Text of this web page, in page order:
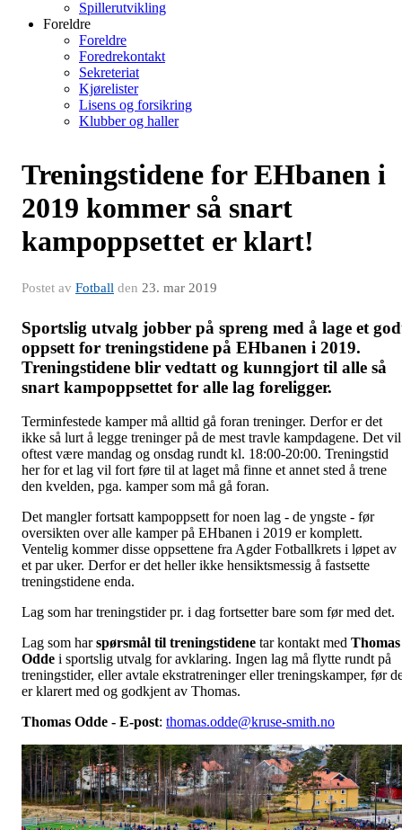
Spillerutvikling
Foreldre
Foreldre
Foredrekontakt
Sekreteriat
Kjørelister
Lisens og forsikring
Klubber og haller
Treningstidene for EHbanen i
2019 kommer så snart
kampoppsettet er klart!
Postet av Fotball den 23. mar 2019
Sportslig utvalg jobber på spreng med å lage et
oppsett for treningstidene på EHbanen i 2019.
Treningstidene blir vedtatt og kunngjort til alle så
snart kampoppsettet for alle lag foreligger.
Terminfestede kamper må alltid gå foran treninger. Derfor er det
ikke så lurt å legge treninger på de mest travle kampdagene. Det vil
oftest være mandag og onsdag rundt kl. 18:00-20:00. Treningstid
her for et lag vil fort føre til at laget må finne et annet sted å trene
den kvelden, pga. kamper som må gå foran.
Det mangler fortsatt kampoppsett for noen lag - de yngste - før
oversikten over alle kamper på EHbanen i 2019 er komplett.
Ventelig kommer disse oppsettene fra Agder Fotballkrets i løpet av
et par uker. Derfor er det heller ikke hensiktsmessig å fastsette
treningstidene enda.
Lag som har treningstider pr. i dag fortsetter bare som før med det.
Lag som harspørsmål til treningstidene tar kontakt med Thomas
Odde i sportslig utvalg for avklaring. Ingen lag må flytte rundt på
treningstider, eller avtale ekstratreninger eller treningskamper, før
er klarert med og godkjent av Thomas.
Thomas Odde - E-post: thomas.odde@kruse-smith.no